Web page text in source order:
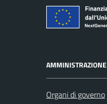
AMMINISTRAZIONE
Organi di governo